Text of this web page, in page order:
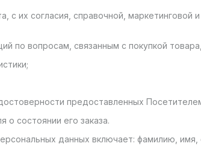
с их согласия, справочной,
по вопросам, связанным с покупкой
предоставленных
о состоянии его заказа.
данных включает: фамилию,